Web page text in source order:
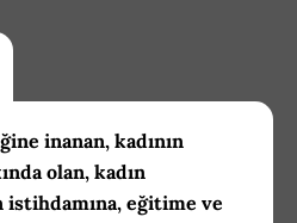
inanan, kadının
olan, kadın
eğitime ve